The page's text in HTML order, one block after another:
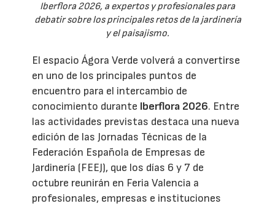
Iberflora 2026, a expertos y profesionales para
debatir sobre los principales retos de la jardinería
y el paisajismo.
El espacio Ágora Verde volverá a convertirse
en uno de los principales puntos de
encuentro para el intercambio de
conocimiento durante Iberflora 2026. Entre
las actividades previstas destaca una nueva
edición de las Jornadas Técnicas de la
Federación Española de Empresas de
Jardinería (FEEJ), que los días 6 y 7 de
octubre reunirán en Feria Valencia a
profesionales, empresas e instituciones